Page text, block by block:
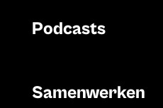
Podcasts
Samenwerken